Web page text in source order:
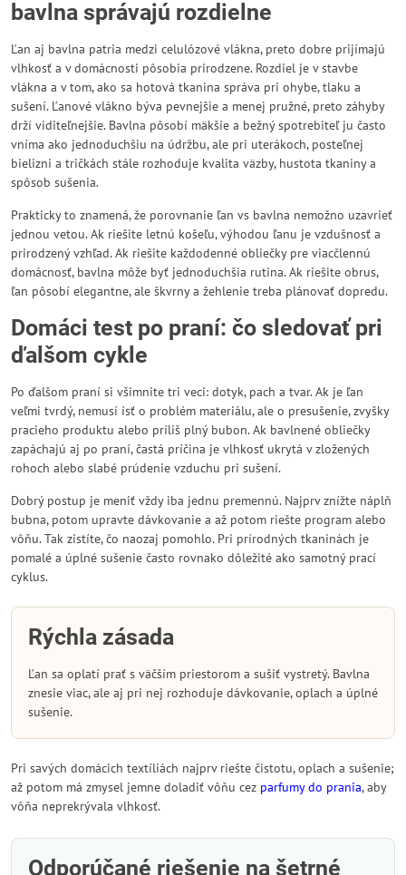
bavlna správajú rozdielne
Ľan aj bavlna patria medzi celulózové vlákna, preto dobre prijímajú
vlhkosť a v domácnosti pôsobia prirodzene. Rozdiel je v stavbe
vlákna a v tom, ako sa hotová tkanina správa pri ohybe, tlaku a
sušení. Ľanové vlákno býva pevnejšie a menej pružné, preto záhyby
drží viditeľnejšie. Bavlna pôsobí mäkšie a bežný spotrebiteľ ju často
vníma ako jednoduchšiu na údržbu, ale pri uterákoch, posteľnej
bielizni a tričkách stále rozhoduje kvalita väzby, hustota tkaniny a
spôsob sušenia.
Prakticky to znamená, že porovnanie ľan vs bavlna nemožno uzavrieť
jednou vetou. Ak riešite letnú košeľu, výhodou ľanu je vzdušnosť a
prirodzený vzhľad. Ak riešite každodenné obliečky pre viacčlennú
domácnosť, bavlna môže byť jednoduchšia rutina. Ak riešite obrus,
ľan pôsobí elegantne, ale škvrny a žehlenie treba plánovať dopredu.
Domáci test po praní: čo sledovať pri
ďalšom cykle
Po ďalšom praní si všimnite tri veci: dotyk, pach a tvar. Ak je ľan
veľmi tvrdý, nemusí ísť o problém materiálu, ale o presušenie, zvyšky
pracieho produktu alebo príliš plný bubon. Ak bavlnené obliečky
zapáchajú aj po praní, častá príčina je vlhkosť ukrytá v zložených
rohoch alebo slabé prúdenie vzduchu pri sušení.
Dobrý postup je meniť vždy iba jednu premennú. Najprv znížte náplň
bubna, potom upravte dávkovanie a až potom riešte program alebo
vôňu. Tak zistíte, čo naozaj pomohlo. Pri prírodných tkaninách je
pomalé a úplné sušenie často rovnako dôležité ako samotný prací
cyklus.
Rýchla zásada
Ľan sa oplatí prať s väčším priestorom a sušiť vystretý. Bavlna
znesie viac, ale aj pri nej rozhoduje dávkovanie, oplach a úplné
sušenie.
Pri savých domácich textíliách najprv riešte čistotu, oplach a sušenie;
až potom má zmysel jemne doladiť vôňu cez parfumy do prania, aby
vôňa neprekrývala vlhkosť.
Odporúčané riešenie na šetrné